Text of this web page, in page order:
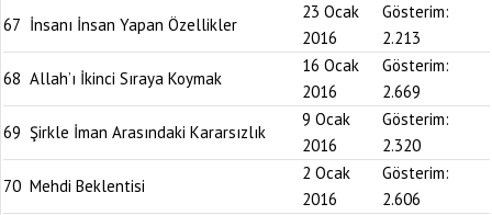
67 İnsanı İnsan Yapan Özellikler
23 Ocak
2016
Gösterim:
2.213
68 Allah’ı İkinci Sıraya Koymak
16 Ocak
2016
Gösterim:
2.669
69 Şirkle İman Arasındaki Kararsızlık
9 Ocak
2016
Gösterim:
2.320
70 Mehdi Beklentisi
2 Ocak
2016
Gösterim:
2.606